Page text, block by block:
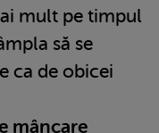
mult pe timpul
să se
ca de obicei
mâncare